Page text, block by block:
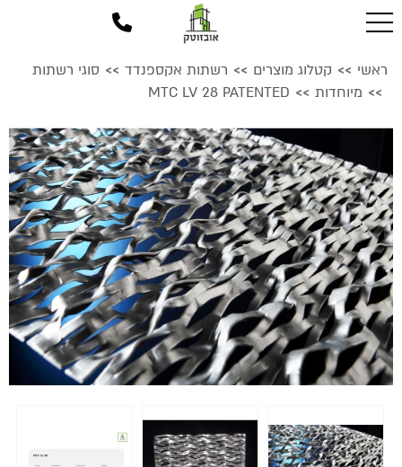
ראשי >> קטלוג מוצרים >> רשתות אקספנדד >> סוגי רשתות
>> מיוחדות >>
MTC LV 28 PATENTED